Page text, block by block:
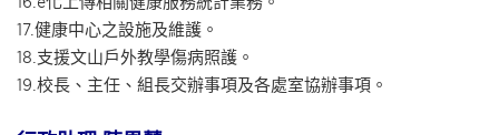
17.健康中心之設施及維護。
18.支援文山戶外教學傷病照護。
19.校長、主任、組長交辦事項及各處室協辦事項。